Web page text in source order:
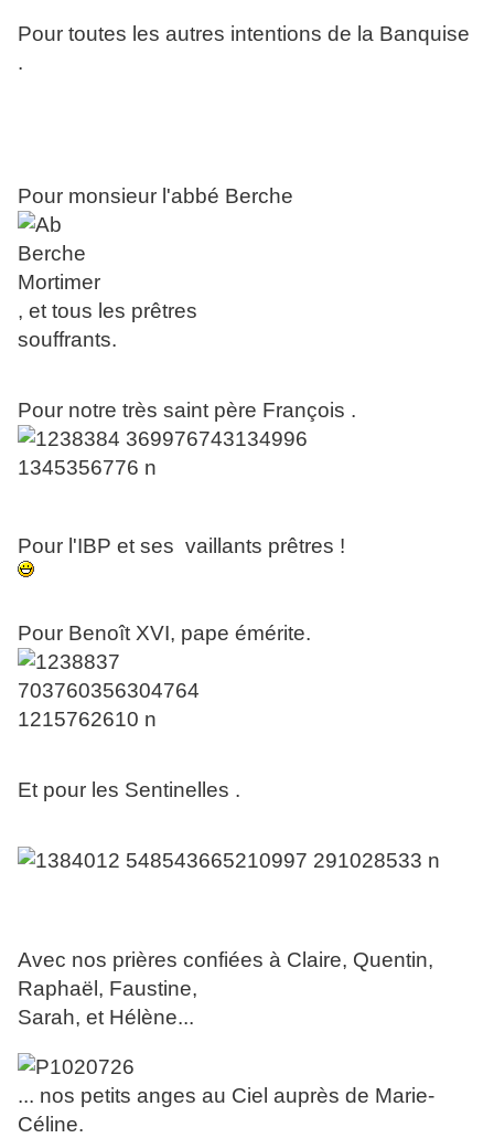
Pour toutes les autres intentions de la Banquise
.
Pour monsieur l'abbé Berche
, et tous les prêtres
souffrants.
Pour notre très saint père François .
Pour l'IBP et ses vaillants prêtres !
Pour Benoît XVI, pape émérite.
Et pour les Sentinelles .
Avec nos prières confiées à Claire, Quentin,
Raphaël, Faustine,
Sarah, et Hélène...
... nos petits anges au Ciel auprès de Marie-
Céline.